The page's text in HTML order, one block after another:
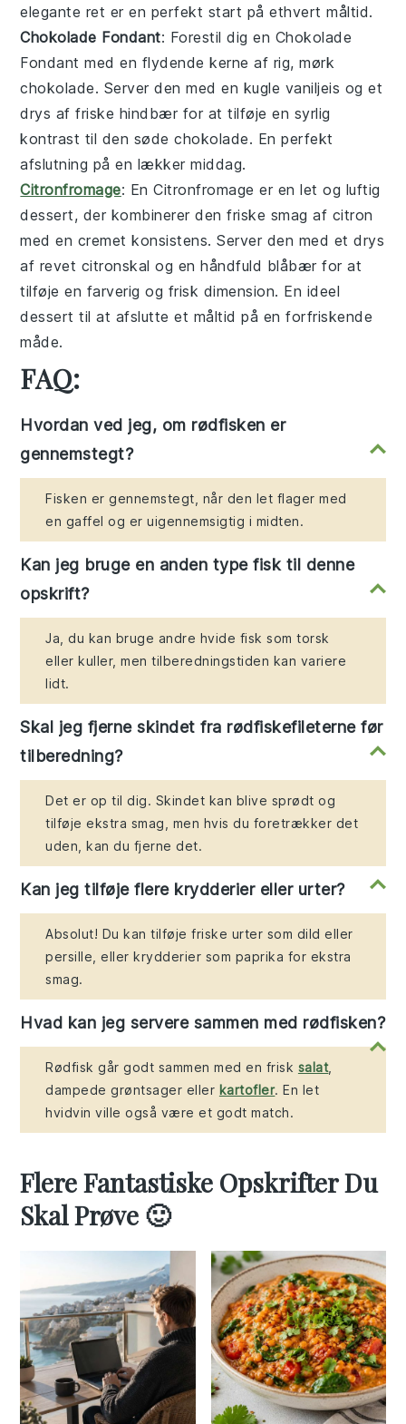
elegante ret er en perfekt start på ethvert måltid.
Chokolade Fondant: Forestil dig en Chokolade
Fondant med en flydende kerne af rig, mørk
chokolade. Server den med en kugle vaniljeis og et
drys af friske hindbær for at tilføje en syrlig
kontrast til den søde chokolade. En perfekt
afslutning på en lækker middag.
Citronfromage: EnCitronfromage er en let og luftig
dessert, der kombinerer den friske smag af citron
med en cremet konsistens. Server den med et drys
af revet citronskal og en håndfuld blåbær for at
tilføje en farverig og frisk dimension. En ideel
dessert til at afslutte et måltid på en forfriskende
måde.
FAQ:
Hvordan ved jeg, om rødfisken er
gennemstegt?
Fisken er gennemstegt, når den let flager med
en gaffel og er uigennemsigtig i midten.
Kan jeg bruge en anden type fisk til denne
opskrift?
Ja, du kan bruge andre hvide fisk som torsk
eller kuller, men tilberedningstiden kan variere
lidt.
Skal jeg fjerne skindet fra rødfiskefileterne før
tilberedning?
Det er op til dig. Skindet kan blive sprødt og
tilføje ekstra smag, men hvis du foretrækker det
uden, kan du fjerne det.
Kan jeg tilføje flere krydderier eller urter?
Absolut! Du kan tilføje friske urter som dild eller
persille, eller krydderier som paprika for ekstra
smag.
Hvad kan jeg servere sammen med rødfisken?
Rødfisk går godt sammen med en frisk salat,
dampede grøntsager eller kartofler. En let
hvidvin ville også være et godt match.
Flere Fantastiske Opskrifter Du
Skal Prøve 🙂